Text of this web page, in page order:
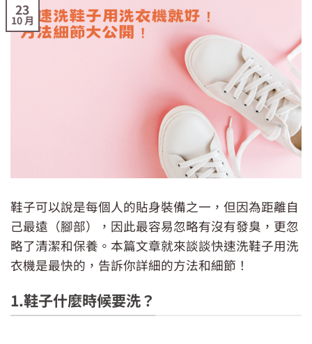
23
10 月
鞋子可以說是每個人的貼身裝備之一，但因為距離自
己最遠（腳部），因此最容易忽略有沒有發臭，更忽
略了清潔和保養。本篇文章就來談談快速洗鞋子用洗
衣機是最快的，告訴你詳細的方法和細節！
1.鞋子什麼時候要洗？